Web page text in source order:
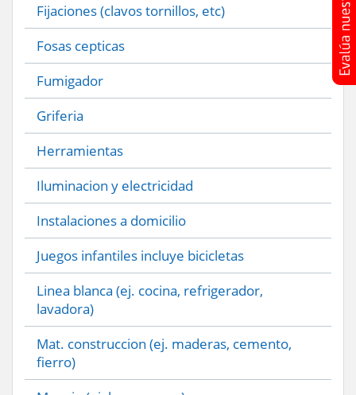
Fijaciones (clavos tornillos, etc)
Fosas cepticas
Fumigador
Griferia
Herramientas
Iluminacion y electricidad
Instalaciones a domicilio
Juegos infantiles incluye bicicletas
Linea blanca (ej. cocina, refrigerador,
lavadora)
Mat. construccion (ej. maderas, cemento,
fierro)